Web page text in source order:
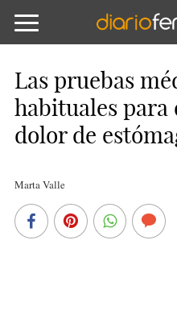
Las pruebas
habituales
dolor de
Marta Valle